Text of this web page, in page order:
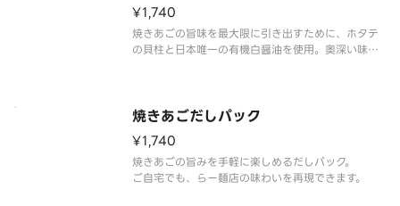
¥1,740
焼きあごの旨味を最大限に引き出すために、ホタテ
の貝柱と日本唯一の有機白醤油を使用。奥深い味わ
焼きあごだしパック
¥1,740
焼きあごの旨みを手軽に楽しめるだしパック。
ご自宅でも、らー麺店の味わいを再現できます。